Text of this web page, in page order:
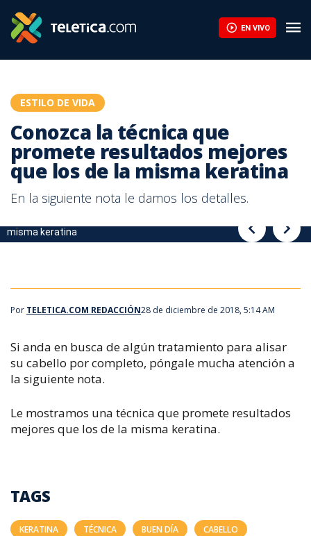
EN VIVO
ESTILO DE VIDA
Conozca la técnica que
promete resultados mejores
que los de la misma keratina
En la siguiente nota le damos los detalles.
misma keratina
misma keratina
Por TELETICA.COM REDACCIÓN28 de diciembre de 2018, 5:14 AM
Si anda en busca de algún tratamiento para alisar
su cabello por completo, póngale mucha atención a
la siguiente nota.
Le mostramos una técnica que promete resultados
mejores que los de la misma keratina.
TAGS
KERATINA TÉCNICA BUEN DÍA CABELLO